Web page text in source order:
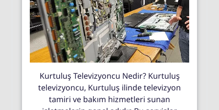
Kurtuluş Televizyoncu Nedir? Kurtuluş
televizyoncu, Kurtuluş ilinde televizyon
tamiri ve bakım hizmetleri sunan